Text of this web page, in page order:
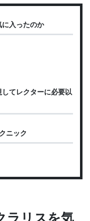
入ったのか
てレクターに必要以
ニック